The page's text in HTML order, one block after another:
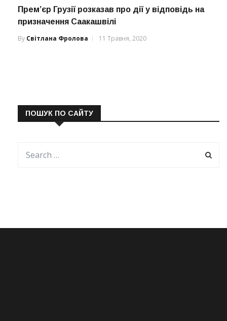
Прем’єр Грузії розказав про дії у відповідь на
призначення Саакашвілі
By Світлана Фролова 11 Травня, 2020
ПОШУК ПО САЙТУ